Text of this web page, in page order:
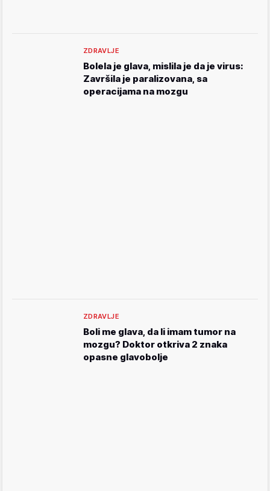
ZDRAVLJE
Bolela je glava, mislila je da je virus:
Završila je paralizovana, sa
operacijama na mozgu
ZDRAVLJE
Boli me glava, da li imam tumor na
mozgu? Doktor otkriva 2 znaka
opasne glavobolje